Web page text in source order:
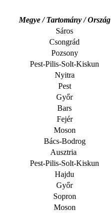
Megye / Tartomány / Ország
Sáros
Csongrád
Pozsony
Pest-Pilis-Solt-Kiskun
Nyitra
Pest
Győr
Bars
Fejér
Moson
Bács-Bodrog
Ausztria
Pest-Pilis-Solt-Kiskun
Hajdu
Győr
Sopron
Moson